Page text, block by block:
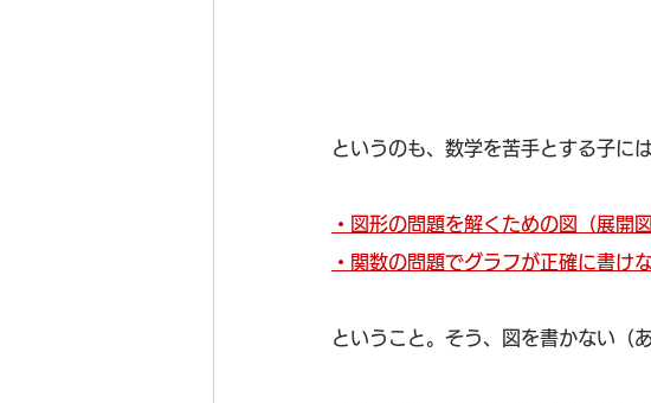
というのも、数学を苦手とする子に
・図形の問題を解くための図（展開
・関数の問題でグラフが正確に書け
ということ。そう、図を書かない（